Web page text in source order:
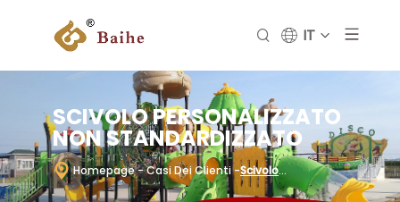
IT
SCIVOLO PERSONALIZZATO
NON STANDARDIZZATO
Homepage- Casi Dei Clienti-Scivolo
Personalizzato Non Standardizzato